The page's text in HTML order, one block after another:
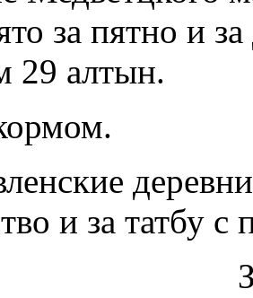
за пятно и
29 алтын.
и за татбу